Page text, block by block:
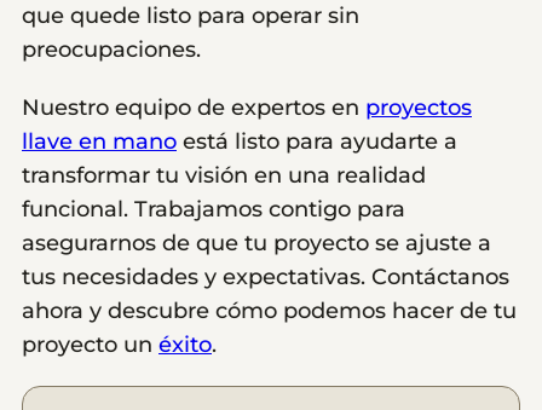
que quede listo para operar sin
preocupaciones.
Nuestro equipo de expertos en proyectos
llave en mano está listo para ayudarte a
transformar tu visión en una realidad
funcional. Trabajamos contigo para
asegurarnos de que tu proyecto se ajuste a
tus necesidades y expectativas. Contáctanos
ahora y descubre cómo podemos hacer de tu
proyecto un éxito.